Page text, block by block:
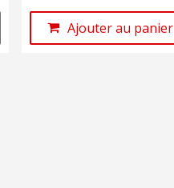
Ajouter au panier